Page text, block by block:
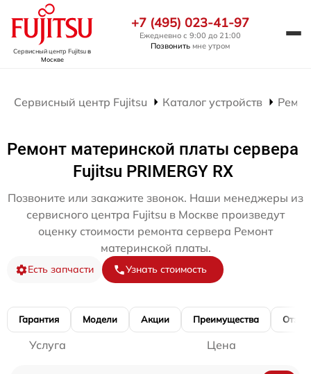
Сервисный центр Fujitsuв
Москве
+7 (495) 023-41-97
Ежедневно с 9:00 до 21:00
Позвонить мне утром
Сервисный центр Fujitsu Каталог устройств
Ремонт материнской платы сервера
Fujitsu PRIMERGY RX
Позвоните или закажите звонок. Наши менеджеры из
сервисного центра Fujitsu в Москве произведут
оценку стоимости ремонта сервера Ремонт
материнской платы.
Есть запчасти Узнать стоимость
Гарантия Модели Акции Преимущества
Услуга Цена